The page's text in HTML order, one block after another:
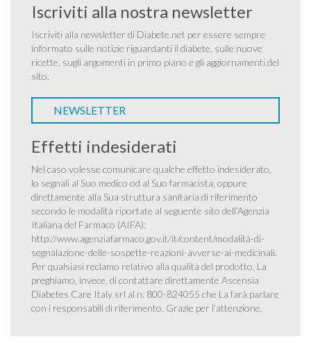
Iscriviti alla nostra newsletter
Iscriviti alla newsletter di Diabete.net per essere sempre
informato sulle notizie riguardanti il diabete, sulle nuove
ricette, sugli argomenti in primo piano e gli aggiornamenti del
sito.
NEWSLETTER
Effetti indesiderati
Nel caso volesse comunicare qualche effetto indesiderato,
lo segnali al Suo medico od al Suo farmacista, oppure
direttamente alla Sua struttura sanitaria di riferimento
secondo le modalità riportate al seguente sito dell’Agenzia
Italiana del Farmaco (AIFA):
http://www.agenziafarmaco.gov.it/it/content/modalità-di-
segnalazione-delle-sospette-reazioni-avverse-ai-medicinali.
Per qualsiasi reclamo relativo alla qualità del prodotto, La
preghiamo, invece, di contattare direttamente Ascensia
Diabetes Care Italy srl al n. 800-824055 che La farà parlare
con i responsabili di riferimento. Grazie per l’attenzione.